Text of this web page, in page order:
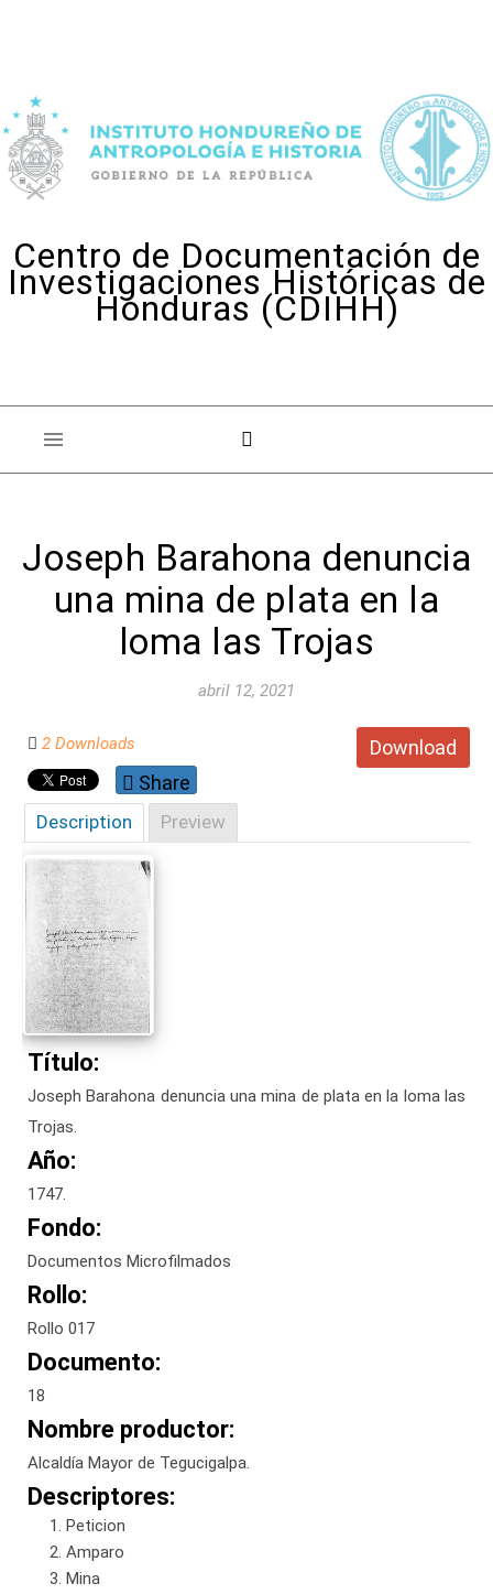
Centro de Documentación de
Investigaciones Históricas de
Honduras (CDIHH)
Joseph Barahona denuncia
una mina de plata en la
loma las Trojas
abril 12, 2021
Download
2 Downloads
Share
Description Preview
Título:
Joseph Barahona denuncia una mina de plata en la loma las
Trojas.
Año:
1747.
Fondo:
Documentos Microfilmados
Rollo:
Rollo 017
Documento:
18
Nombre productor:
Alcaldía Mayor de Tegucigalpa.
Descriptores:
Peticion
Amparo
Mina